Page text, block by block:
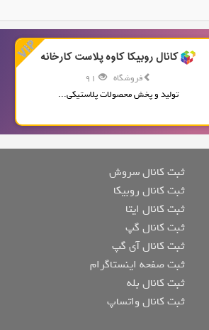
کانال روبیکا کاوه پلاست کارخانه
فروشگاه
تولید و پخش محصولات پلاستیکی...
ثبت کانال سروش
ثبت کانال روبیکا
ثبت کانال ایتا
ثبت کانال گپ
ثبت کانال آی گپ
ثبت صفحه اینستاگرام
ثبت کانال بله
ثبت کانال واتساپ